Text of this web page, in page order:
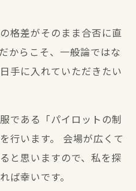
格差がそのまま合否に直
からこそ、一般論ではな
手に入れていただきたい
である「パイロットの制
行います。 会場が広くて
と思いますので、私を探
ば幸いです。